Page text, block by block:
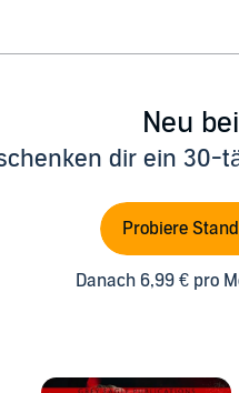
Neu
dir ein 30-
Probiere
Danach 6,99 € pro